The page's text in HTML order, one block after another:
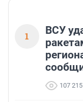
1
ВСУ
107 215